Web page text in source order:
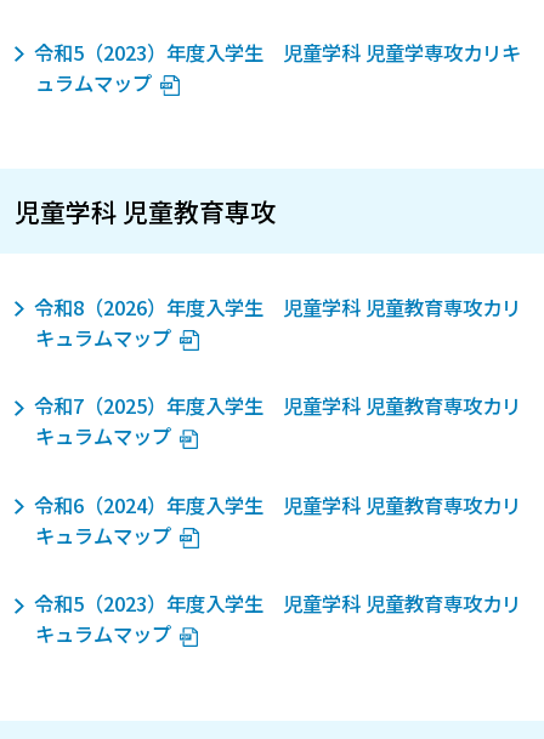
令和5（2023）年度入学生 児童学科 児童学専攻カリキ
ュラムマップ
児童学科 児童教育専攻
令和8（2026）年度入学生 児童学科 児童教育専攻カリ
キュラムマップ
令和7（2025）年度入学生 児童学科 児童教育専攻カリ
キュラムマップ
令和6（2024）年度入学生 児童学科 児童教育専攻カリ
キュラムマップ
令和5（2023）年度入学生 児童学科 児童教育専攻カリ
キュラムマップ